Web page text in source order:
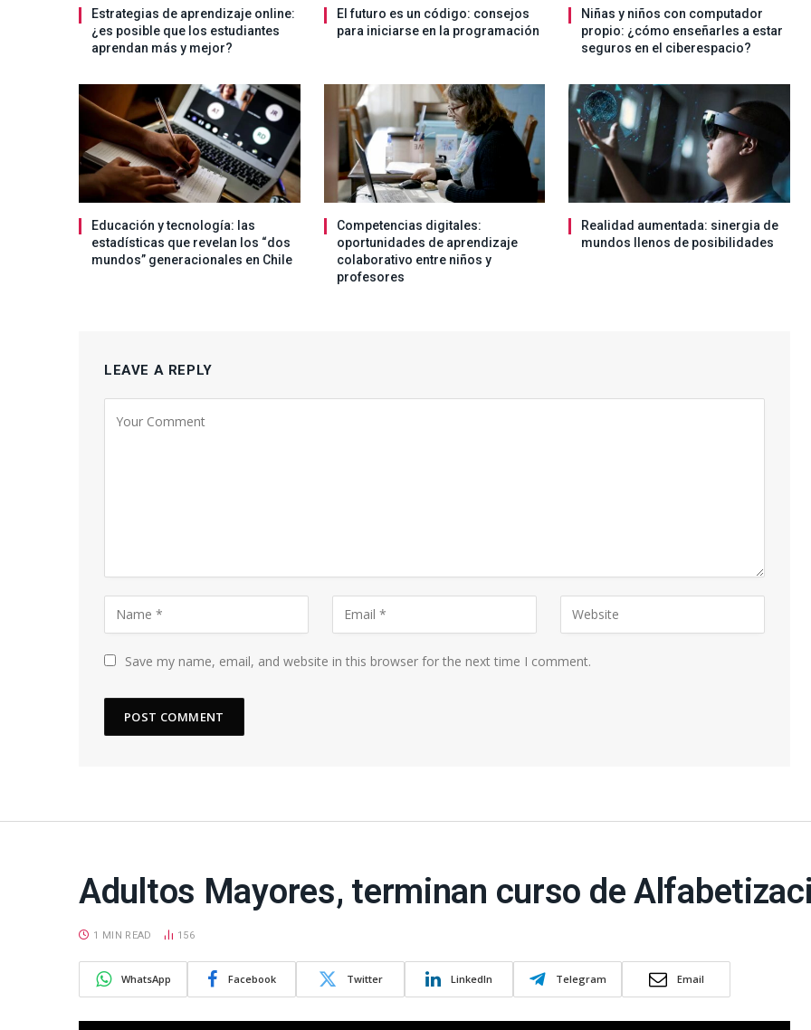
Estrategias de aprendizaje online:
¿es posible que los estudiantes
aprendan más y mejor?
El futuro es un código: consejos
para iniciarse en la programación
Niñas y niños con computador
propio: ¿cómo enseñarles a estar
seguros en el ciberespacio?
Educación y tecnología: las
estadísticas que revelan los “dos
mundos” generacionales en Chile
Competencias digitales:
oportunidades de aprendizaje
colaborativo entre niños y
profesores
Realidad aumentada: sinergia de
mundos llenos de posibilidades
LEAVE A REPLY
Save my name, email, and website in this browser for the next time I comment.
Adultos Mayores, terminan curso de
1 MIN READ 156
WhatsApp Facebook Twitter LinkedIn Telegram Email